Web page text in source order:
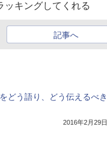
ッキングしてくれる
記事へ
どう語り、どう伝えるべき
2016年2月29日